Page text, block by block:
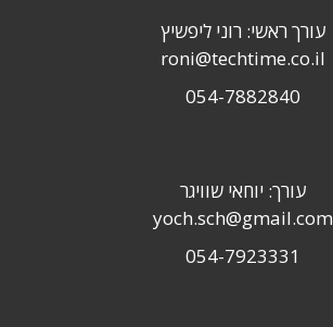
עורך ראשי: רוני ליפשיץ
roni@techtime.co.il
054-7882840
עורך: יוחאי שוויגר
yoch.sch@gmail.com
054-7923331